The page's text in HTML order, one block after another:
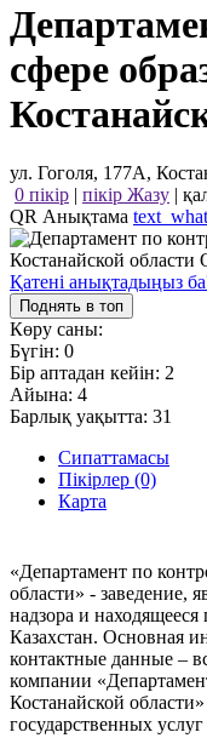
сфере
ул. Гоголя, 177А,
0 пікір | пікір Жазу |
QR Анықтама text_what
Қатені анықтадыңыз
Поднять в топ
Көру саны:
Бүгін: 0
Бір аптадан кейін: 2
Айына: 4
Барлық уақытта: 31
Сипаттамасы
Пікірлер (0)
Карта
«Департамент по
области» - заведение,
надзора и
Казахстан. Основная
контактные данные –
компании
Костанайской
государственных